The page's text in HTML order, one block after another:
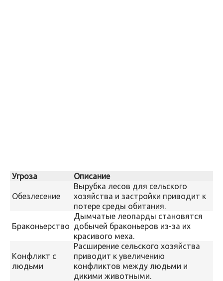
Угроза Описание
Обезлесение
Вырубка лесов для сельского
хозяйства и застройки приводит к
потере среды обитания.
Браконьерство
Дымчатые леопарды становятся
добычей браконьеров из-за их
красивого меха.
Конфликт с
людьми
Расширение сельского хозяйства
приводит к увеличению
конфликтов между людьми и
дикими животными.